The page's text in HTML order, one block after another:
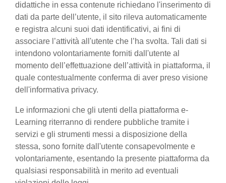
didattiche in essa contenute richiedano l'inserimento di
dati da parte dell’utente, il sito rileva automaticamente
e registra alcuni suoi dati identificativi, ai fini di
associare l’attività all'utente che l’ha svolta. Tali dati si
intendono volontariamente forniti dall'utente al
momento dell’effettuazione dell’attività in piattaforma, il
quale contestualmente conferma di aver preso visione
dell'informativa privacy.
Le informazioni che gli utenti della piattaforma e-
Learning riterranno di rendere pubbliche tramite i
servizi e gli strumenti messi a disposizione della
stessa, sono fornite dall'utente consapevolmente e
volontariamente, esentando la presente piattaforma da
qualsiasi responsabilità in merito ad eventuali